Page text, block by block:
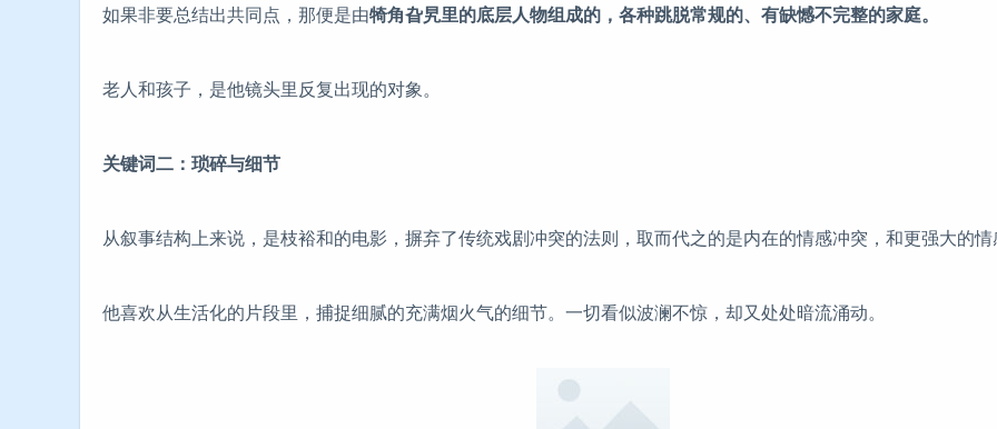
如果非要总结出共同点，那便是由犄角旮旯里的底层人物组成的，各种跳脱常规的、有缺憾不完整的家庭。
老人和孩子，是他镜头里反复出现的对象。
关键词二：琐碎与细节
从叙事结构上来说，是枝裕和的电影，摒弃了传统戏剧冲突的法则，取而代之的是内在的情感冲突，和更强大的
他喜欢从生活化的片段里，捕捉细腻的充满烟火气的细节。一切看似波澜不惊，却又处处暗流涌动。